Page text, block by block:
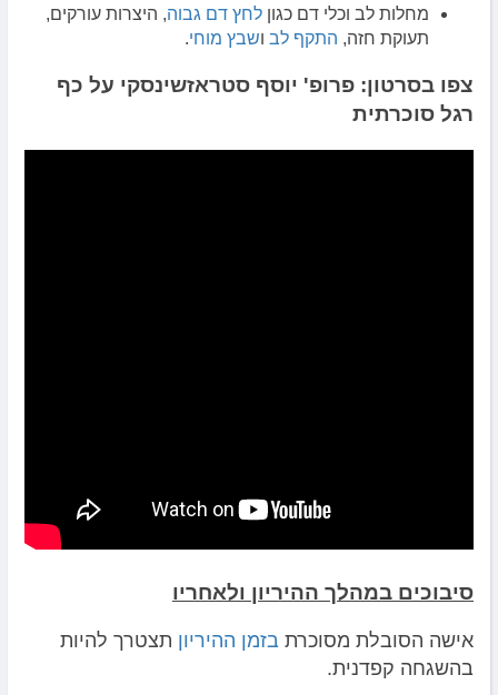
מחלות לב וכלי דם כגון לחץ דם גבוה, היצרות עורקים,
תעוקת חזה, התקף לב ושבץ מוחי.
צפו בסרטון: פרופ' יוסף סטראזשינסקי על כף
רגל סוכרתית
סיבוכים במהלך ההיריון ולאחריו
אישה הסובלת מסוכרת בזמן ההיריון תצטרך להיות
בהשגחה קפדנית.